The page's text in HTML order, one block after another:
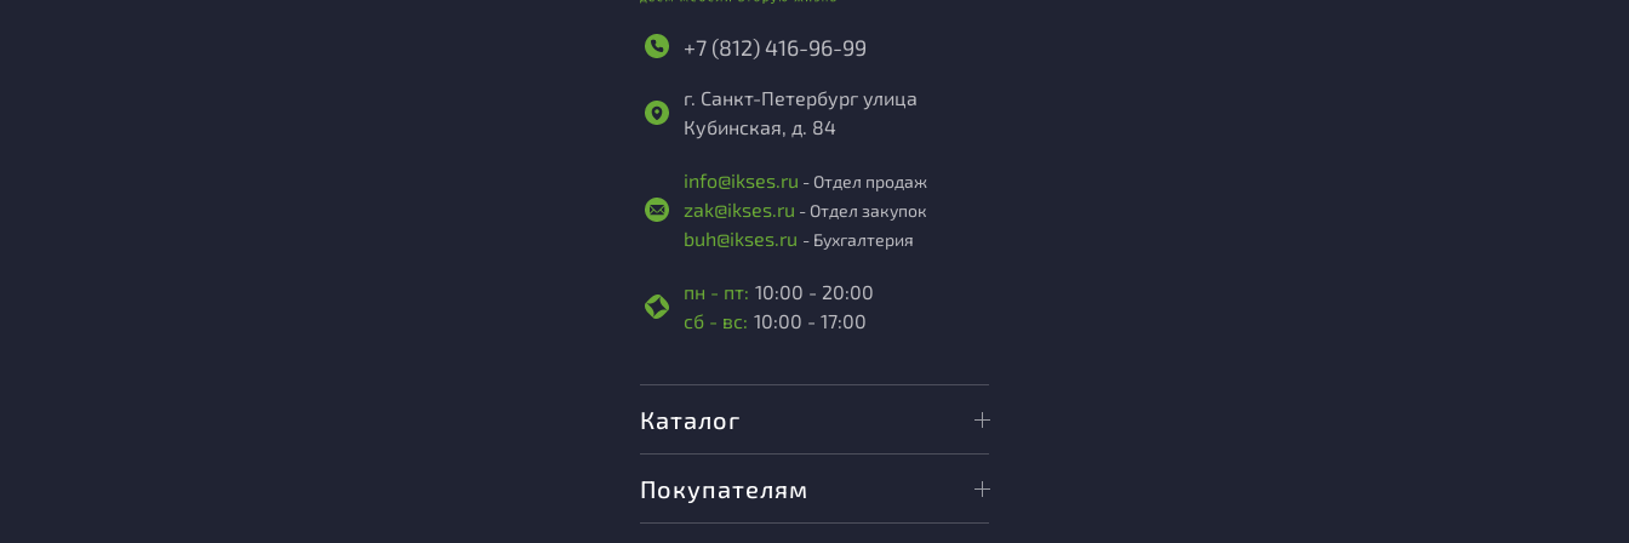
+7 (812) 416-96-99
г. Санкт-Петербург улица
Кубинская, д. 84
info@ikses.ru - Отдел продаж
zak@ikses.ru - Отдел закупок
buh@ikses.ru - Бухгалтерия
пн - пт: 10:00 - 20:00
сб - вс: 10:00 - 17:00
Каталог
Покупателям